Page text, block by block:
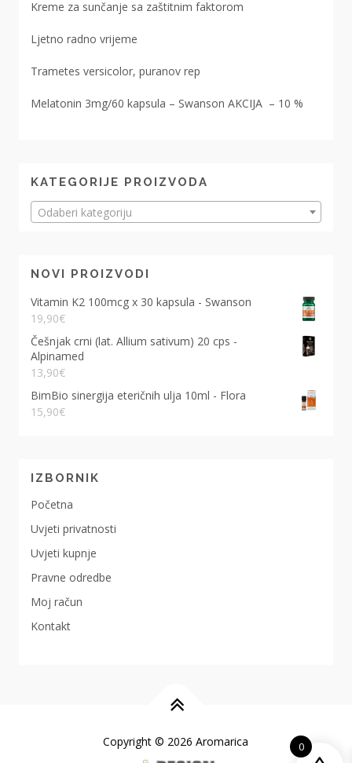
Kreme za sunčanje sa zaštitnim faktorom
Ljetno radno vrijeme
Trametes versicolor, puranov rep
Melatonin 3mg/60 kapsula – Swanson AKCIJA – 10 %
KATEGORIJE PROIZVODA
Odaberi kategoriju
NOVI PROIZVODI
Vitamin K2 100mcg x 30 kapsula - Swanson
19,90€
Češnjak crni (lat. Allium sativum) 20 cps -
Alpinamed
13,90€
BimBio sinergija eteričnih ulja 10ml - Flora
15,90€
IZBORNIK
Početna
Uvjeti privatnosti
Uvjeti kupnje
Pravne odredbe
Moj račun
Kontakt
Copyright © 2026 Aromarica 0